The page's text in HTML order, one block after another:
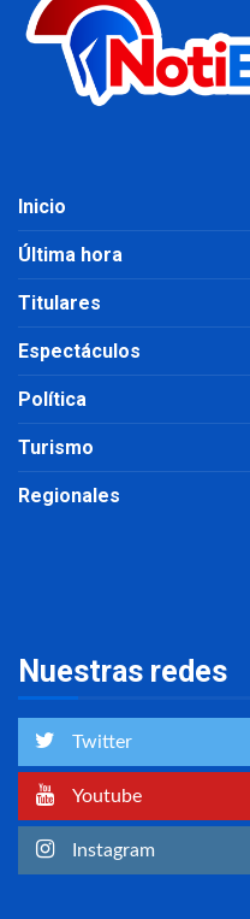
Inicio
Última hora
Titulares
Espectáculos
Política
Turismo
Regionales
Nuestras redes
Twitter
Youtube
Instagram